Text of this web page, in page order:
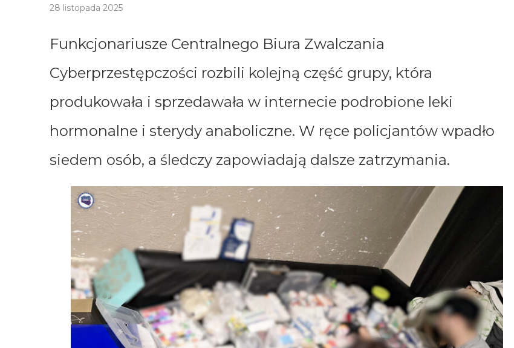
28 listopada 2025
Funkcjonariusze Centralnego Biura Zwalczania
Cyberprzestępczości rozbili kolejną część grupy, która
produkowała i sprzedawała w internecie podrobione leki
hormonalne i sterydy anaboliczne. W ręce policjantów wpadło
siedem osób, a śledczy zapowiadają dalsze zatrzymania.